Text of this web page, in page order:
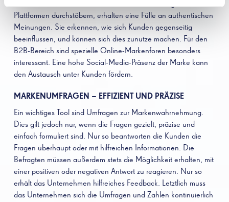
Plattformen durchstöbern, erhalten eine Fülle an authentischen
Meinungen. Sie erkennen, wie sich Kunden gegenseitig
beeinflussen, und können sich dies zunutze machen. Für den
B2B-Bereich sind spezielle Online-Markenforen besonders
interessant. Eine hohe Social-Media-Präsenz der Marke kann
den Austausch unter Kunden fördern.
MARKENUMFRAGEN – EFFIZIENT UND PRÄZISE
Ein wichtiges Tool sind Umfragen zur Markenwahrnehmung.
Dies gilt jedoch nur, wenn die Fragen gezielt, präzise und
einfach formuliert sind. Nur so beantworten die Kunden die
Fragen überhaupt oder mit hilfreichen Informationen. Die
Befragten müssen außerdem stets die Möglichkeit erhalten, mit
einer positiven oder negativen Antwort zu reagieren. Nur so
erhält das Unternehmen hilfreiches Feedback. Letztlich muss
das Unternehmen sich die Umfragen und Zahlen kontinuierlich